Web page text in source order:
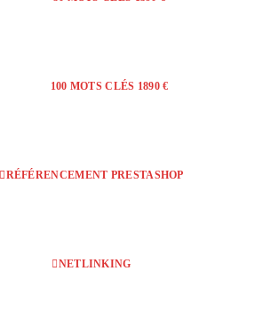
100 MOTS CLÉS 1890 €
RÉFÉRENCEMENT PRESTASHOP
NETLINKING